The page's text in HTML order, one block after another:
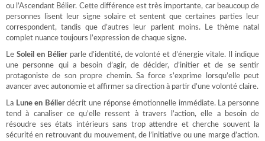
ou l’Ascendant Bélier. Cette différence est très importante, car beaucoup de
personnes lisent leur signe solaire et sentent que certaines parties leur
correspondent, tandis que d’autres leur parlent moins. Le thème natal
complet nuance toujours l’expression de chaque signe.
Le Soleil en Bélierparle d’identité, de volonté et d’énergie vitale. Il indique
une personne qui a besoin d’agir, de décider, d’initier et de se sentir
protagoniste de son propre chemin. Sa force s’exprime lorsqu’elle peut
avancer avec autonomie et affirmer sa direction à partir d’une volonté claire.
La Lune en Bélierdécrit une réponse émotionnelle immédiate. La personne
tend à canaliser ce qu’elle ressent à travers l’action, elle a besoin de
résoudre ses états intérieurs sans trop attendre et cherche souvent la
sécurité en retrouvant du mouvement, de l’initiative ou une marge d’action.